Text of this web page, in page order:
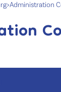
>Administration